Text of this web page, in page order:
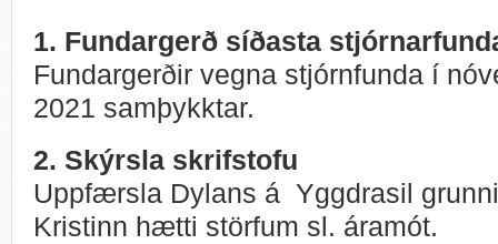
1. Fundargerð síðasta
Fundargerðir vegna stjórnfunda í
2021 samþykktar.
2. Skýrsla skrifstofu
Uppfærsla Dylans á Yggdrasil
Kristinn hætti störfum sl. áramót.